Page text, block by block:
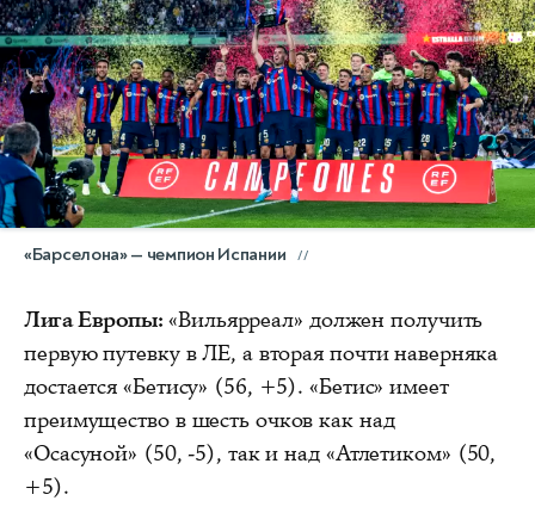
«Барселона» — чемпион Испании
Лига Европы: «Вильярреал» должен получить
первую путевку в ЛЕ, а вторая почти наверняка
достается «Бетису» (56, +5). «Бетис» имеет
преимущество в шесть очков как над
«Осасуной» (50, -5), так и над «Атлетиком» (50,
+5).